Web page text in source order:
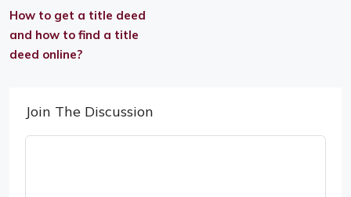
How to get a title deed
and how to find a title
deed online?
Join The Discussion